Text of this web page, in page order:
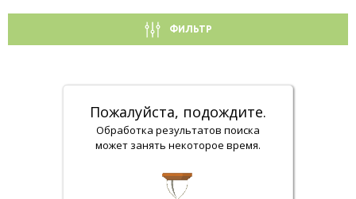
ФИЛЬТР
Пожалуйста, подождите.
Обработка результатов поиска
может занять некоторое время.